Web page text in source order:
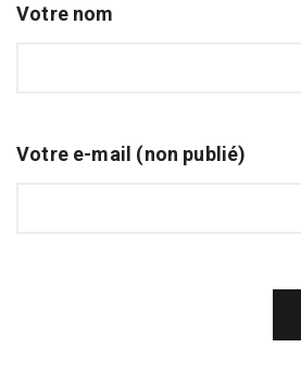
Votre nom
Votre e-mail (non publié)